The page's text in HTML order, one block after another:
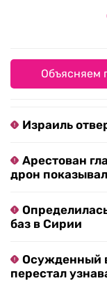
Объясняем
Израиль
Арестован
дрон
баз в Сирии
Осужденный
перестал